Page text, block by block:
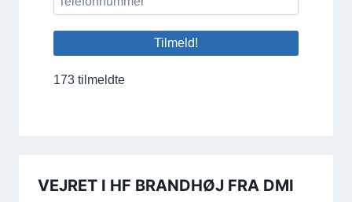
173 tilmeldte
VEJRET I HF BRANDHØJ FRA DMI